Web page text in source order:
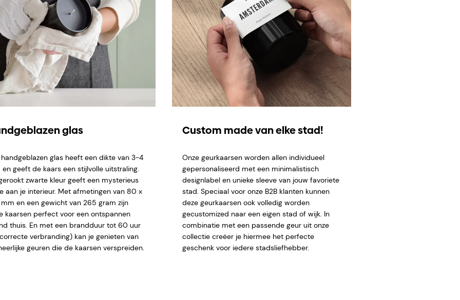
glas
glas heeft een dikte van 3-4
geeft de kaars een stijlvolle uitstraling.
zwarte kleur geeft een mysterieus
aan je interieur. Met afmetingen van 80 x
en een gewicht van 265 gram zijn
kaarsen perfect voor een ontspannen
thuis. En met een brandduur tot 60 uur
verbranding) kan je genieten van
geuren die de kaarsen verspreiden.
Custom made van elke stad!
Onze geurkaarsen worden allen individueel
gepersonaliseerd met een minimalistisch
designlabel en unieke sleeve van jouw favoriete
stad. Speciaal voor onze B2B klanten kunnen
deze geurkaarsen ook volledig worden
gecustomized naar een eigen stad of wijk. In
combinatie met een passende geur uit onze
collectie creëer je hiermee het perfecte
geschenk voor iedere stadsliefhebber.